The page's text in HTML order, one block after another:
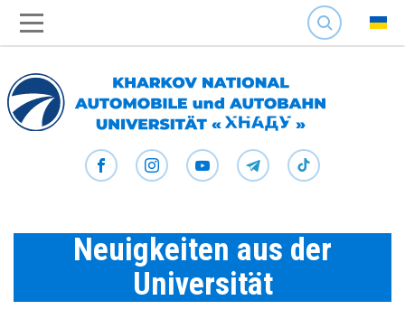
SEARCH
Neuigkeiten aus der
Universität